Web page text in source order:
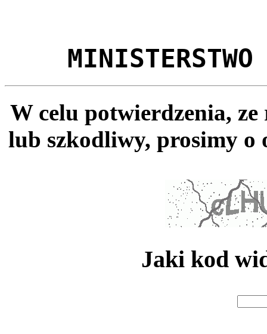
MINISTERSTWO
W celu potwierdzenia,
lub szkodliwy, prosimy o
Jaki kod